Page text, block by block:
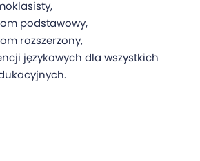
podstawowy,
rozszerzony,
językowych dla wszystkich